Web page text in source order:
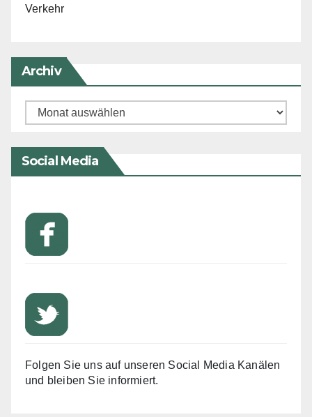
Verkehr
Archiv
Archiv
Social Media
Folgen Sie uns auf unseren Social Media Kanälen
und bleiben Sie informiert.